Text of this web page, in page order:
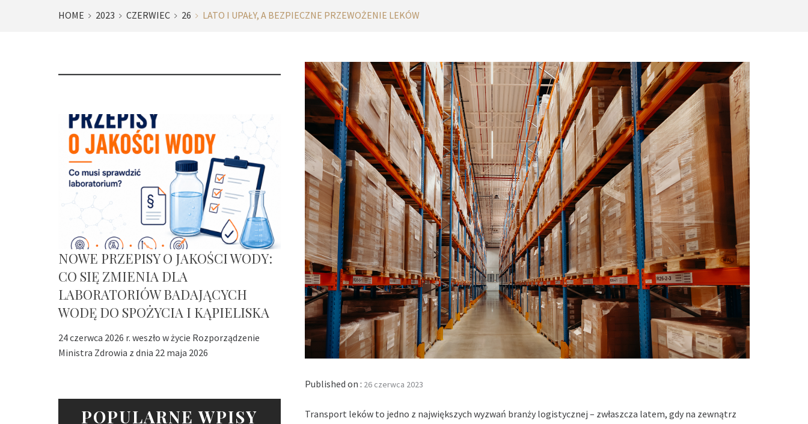
HOME 2023 CZERWIEC 26 LATO I UPAŁY, A BEZPIECZNE PRZEWOŻENIE LEKÓW
Published on : 26 czerwca 2023
Transport leków to jedno z największych wyzwań branży logistycznej – zwłaszcza latem, gdy na zewnątrz
NOWE PRZEPISY O JAKOŚCI WODY:
CO SIĘ ZMIENIA DLA
LABORATORIÓW BADAJĄCYCH
WODĘ DO SPOŻYCIA I KĄPIELISKA
24 czerwca 2026 r. weszło w życie Rozporządzenie
Ministra Zdrowia z dnia 22 maja 2026
POPULARNE WPISY